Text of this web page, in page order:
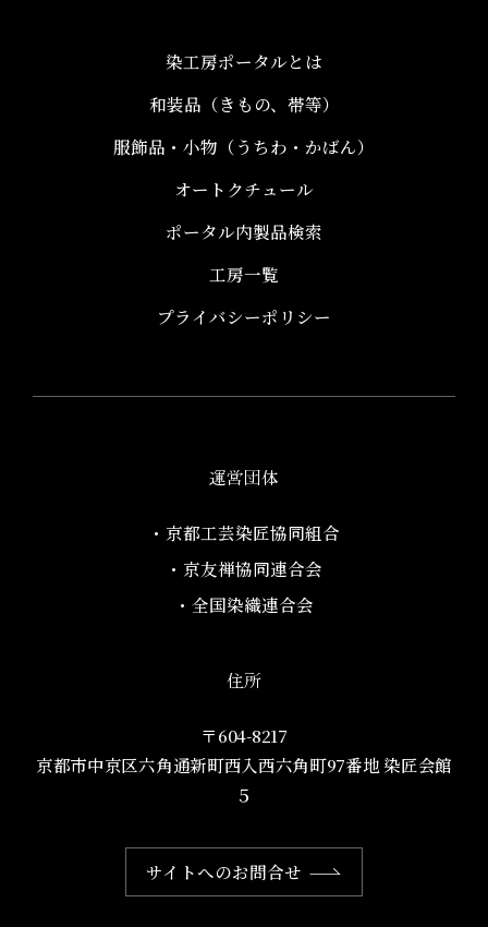
染工房ポータルとは
和装品（きもの、帯等）​
服飾品・小物​（うちわ・かばん）
オートクチュール
ポータル内製品検索
工房一覧
プライバシーポリシー
運営団体
・京都工芸染匠協同組合​
・京友禅協同連合会
・全国染織連合会
住所
〒604-8217
京都市中京区六角通新町西入西六角町97番地​ 染匠会館
５
サイトへのお問合せ